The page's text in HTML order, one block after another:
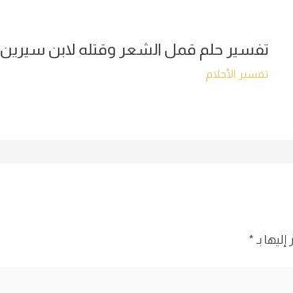
تفسير حلم قمل الشعر وقتله لابن سيرين
تفسير الأحلام
بـ *